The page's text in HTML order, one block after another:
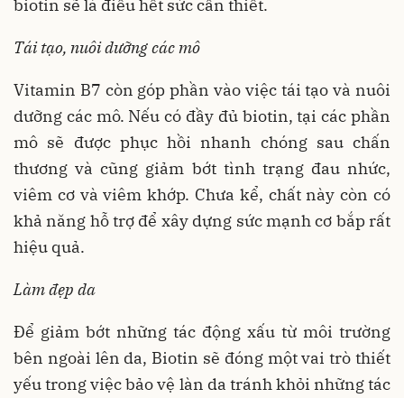
biotin sẽ là điều hết sức cần thiết.
Tái tạo, nuôi dưỡng các mô
Vitamin B7 còn góp phần vào việc tái tạo và nuôi
dưỡng các mô. Nếu có đầy đủ biotin, tại các phần
mô sẽ được phục hồi nhanh chóng sau chấn
thương và cũng giảm bớt tình trạng đau nhức,
viêm cơ và viêm khớp. Chưa kể, chất này còn có
khả năng hỗ trợ để xây dựng sức mạnh cơ bắp rất
hiệu quả.
Làm đẹp da
Để giảm bớt những tác động xấu từ môi trường
bên ngoài lên da, Biotin sẽ đóng một vai trò thiết
yếu trong việc bảo vệ làn da tránh khỏi những tác